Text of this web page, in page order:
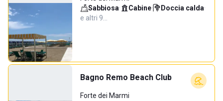
Sabbiosa· Cabine· Doccia calda·
e altri 9…
Bagno Remo Beach Club
Forte dei Marmi